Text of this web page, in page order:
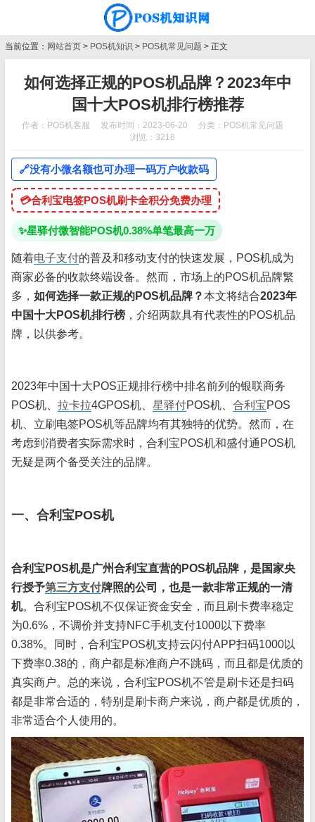
当前位置： 网站首页 > POS机知识 > POS机常见问题 > 正文
如何选择正规的POS机品牌？2023年中
国十大POS机排行榜推荐
作者：POS机客服 发布时间：2023-06-20 分类： POS机常见问题
浏览：3218
🔗没有小微名额也可办理一码万户收款码
💳合利宝电签POS机刷卡全积分免费办理
✨星驿付微智能POS机0.38%单笔最高一万
随着电子支付的普及和移动支付的快速发展，POS机成为
商家必备的收款终端设备。然而，市场上的POS机品牌繁
多， 如何选择一款正规的POS机品牌？本文将结合2023年
中国十大POS机排行榜 ，介绍两款具有代表性的POS机品
牌，以供参考。
2023年中国十大POS正规排行榜中排名前列的银联商务
POS机、 拉卡拉4GPOS机、 星驿付POS机、 合利宝POS
机、立刷电签POS机等品牌均有其独特的优势。然而，在
考虑到消费者实际需求时，合利宝POS机和盛付通POS机
无疑是两个备受关注的品牌。
一、合利宝POS机
合利宝POS机是广州合利宝直营的POS机品牌，是国家央
行授予第三方支付牌照的公司，也是一款非常正规的一清
机。合利宝POS机不仅保证资金安全，而且刷卡费率稳定
为0.6%，不调价并支持NFC手机支付1000以下费率
0.38%。同时，合利宝POS机支持云闪付APP扫码1000以
下费率0.38的，商户都是标准商户不跳码，而且都是优质的
真实商户。总的来说，合利宝POS机不管是刷卡还是扫码
都是非常合适的，特别是刷卡商户来说，商户都是优质的，
非常适合个人使用的。